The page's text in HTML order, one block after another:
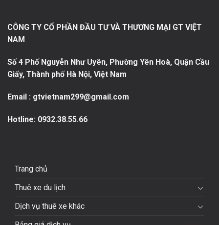
CÔNG TY CỔ PHẦN ĐẦU TƯ VÀ THƯƠNG MẠI GT VIỆT
NAM
Số 4 Phố Nguyễn Như Uyên, Phường Yên Hoà, Quận Cầu
Giấy, Thành phố Hà Nội, Việt Nam
Email : gtvietnam299@gmail.com
Hotline: 0932.38.55.66
Trang chủ
Thuê xe du lịch
Dịch vụ thuê xe khác